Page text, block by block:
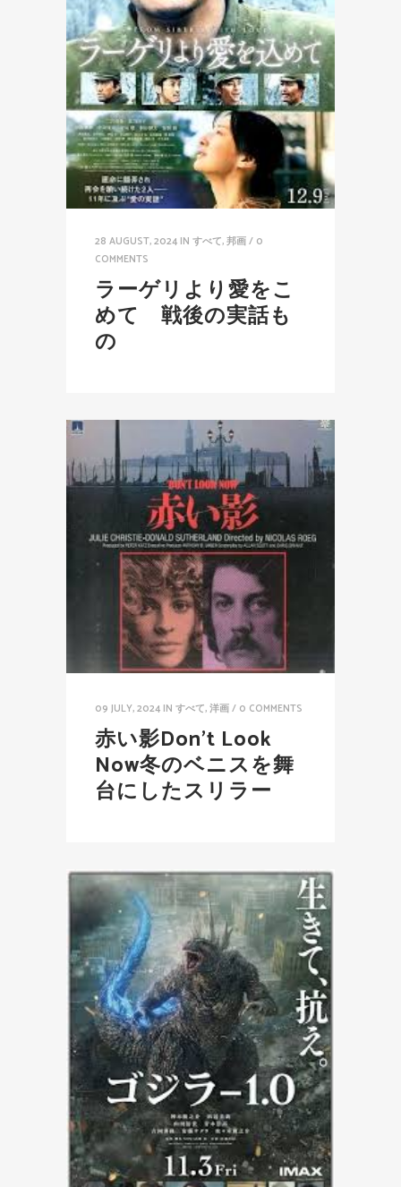
28 AUGUST, 2024 IN すべて,邦画/ 0
COMMENTS
ラーゲリより愛をこ
めて 戦後の実話も
の
09 JULY, 2024 IN すべて,洋画/ 0 COMMENTS
赤い影Don’t Look
Now冬のベニスを舞
台にしたスリラー